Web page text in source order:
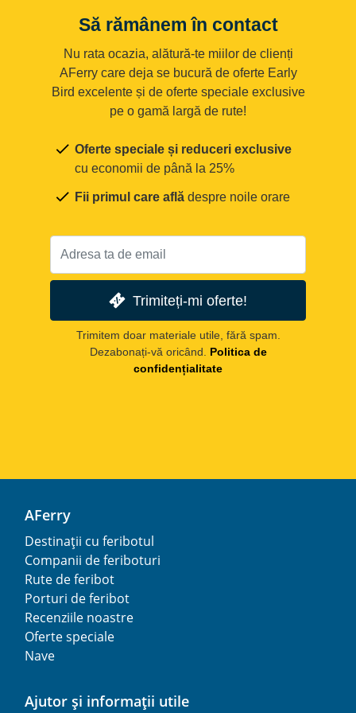
Să rămânem în contact
Nu rata ocazia, alătură-te miilor de clienți
AFerry care deja se bucură de oferte Early
Bird excelente și de oferte speciale exclusive
pe o gamă largă de rute!
Oferte speciale și reduceri exclusive
cu economii de până la 25%
Fii primul care află despre noile orare
Trimiteți-mi oferte!
Trimitem doar materiale utile, fără spam.
Dezabonați-vă oricând. Politica de
confidențialitate
AFerry
Destinații cu feribotul
Companii de feriboturi
Rute de feribot
Porturi de feribot
Recenziile noastre
Oferte speciale
Nave
Ajutor și informații utile